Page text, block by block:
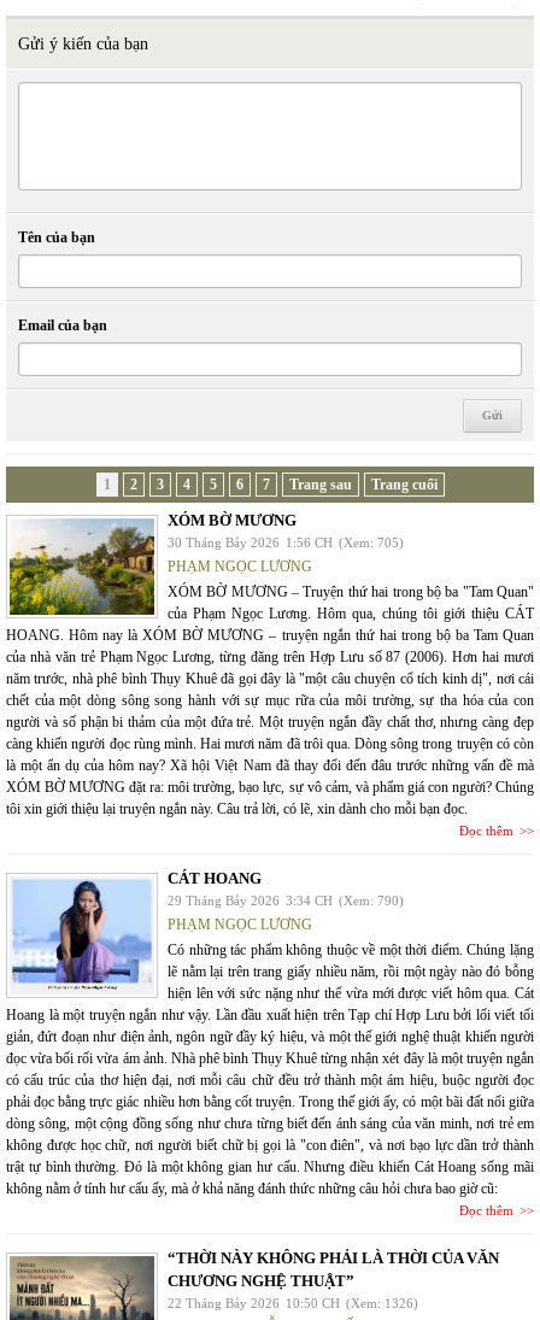
Gửi ý kiến của bạn
Tên của bạn
Email của bạn
1 2 3 4 5 6 7 Trang sau Trang cuối
XÓM BỜ MƯƠNG
30 Tháng Bảy 2026 1:56 CH (Xem: 705)
PHẠM NGỌC LƯƠNG
XÓM BỜ MƯƠNG – Truyện thứ hai trong bộ ba "Tam Quan"
của Phạm Ngọc Lương. Hôm qua, chúng tôi giới thiệu CÁT
HOANG. Hôm nay là XÓM BỜ MƯƠNG – truyện ngắn thứ hai trong bộ ba Tam Quan
của nhà văn trẻ Phạm Ngọc Lương, từng đăng trên Hợp Lưu số 87 (2006). Hơn hai mươi
năm trước, nhà phê bình Thụy Khuê đã gọi đây là "một câu chuyện cổ tích kinh dị", nơi cái
chết của một dòng sông song hành với sự mục rữa của môi trường, sự tha hóa của con
người và số phận bi thảm của một đứa trẻ. Một truyện ngắn đầy chất thơ, nhưng càng đẹp
càng khiến người đọc rùng mình. Hai mươi năm đã trôi qua. Dòng sông trong truyện có còn
là một ẩn dụ của hôm nay? Xã hội Việt Nam đã thay đổi đến đâu trước những vấn đề mà
XÓM BỜ MƯƠNG đặt ra: môi trường, bạo lực, sự vô cảm, và phẩm giá con người? Chúng
tôi xin giới thiệu lại truyện ngắn này. Câu trả lời, có lẽ, xin dành cho mỗi bạn đọc.
Đọc thêm
CÁT HOANG
29 Tháng Bảy 2026 3:34 CH (Xem: 790)
PHẠM NGỌC LƯƠNG
Có những tác phẩm không thuộc về một thời điểm. Chúng lặng
lẽ nằm lại trên trang giấy nhiều năm, rồi một ngày nào đó bỗng
hiện lên với sức nặng như thể vừa mới được viết hôm qua. Cát
Hoang là một truyện ngắn như vậy. Lần đầu xuất hiện trên Tạp chí Hợp Lưu bởi lối viết tối
giản, đứt đoạn như điện ảnh, ngôn ngữ đầy ký hiệu, và một thế giới nghệ thuật khiến người
đọc vừa bối rối vừa ám ảnh. Nhà phê bình Thụy Khuê từng nhận xét đây là một truyện ngắn
có cấu trúc của thơ hiện đại, nơi mỗi câu chữ đều trở thành một ám hiệu, buộc người đọc
phải đọc bằng trực giác nhiều hơn bằng cốt truyện. Trong thế giới ấy, có một bãi đất nổi giữa
dòng sông, một cộng đồng sống như chưa từng biết đến ánh sáng của văn minh, nơi trẻ em
không được học chữ, nơi người biết chữ bị gọi là "con điên", và nơi bạo lực dần trở thành
trật tự bình thường. Đó là một không gian hư cấu. Nhưng điều khiến Cát Hoang sống mãi
không nằm ở tính hư cấu ấy, mà ở khả năng đánh thức những câu hỏi chưa bao giờ cũ:
Đọc thêm
“THỜI NÀY KHÔNG PHẢI LÀ THỜI CỦA VĂN
CHƯƠNG NGHỆ THUẬT”
22 Tháng Bảy 2026 10:50 CH (Xem: 1326)